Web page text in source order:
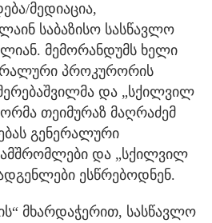
მედიაცია,
საბაზისო სასწავლო
მემორანდუმს ხელი
პროკურორის
და „სქილვილ
თეიმურაზ მაღრაძემ
გენერალური
და „სქილვილ
ესწრებოდნენ.
მხარდაჭერით, სასწავლო